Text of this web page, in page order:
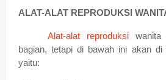
ALAT-ALAT REPRODUKSI
Alat-alat reproduksi wanita
bagian, tetapi di bawah ini akan di
yaitu: